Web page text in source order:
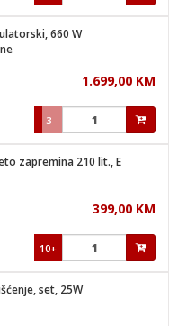
660 W
1.699,00 KM
3
zapremina 210 lit., E
399,00 KM
10+
set, 25W